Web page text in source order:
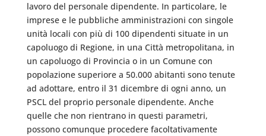
lavoro del personale dipendente. In particolare, le
imprese e le pubbliche amministrazioni con singole
unità locali con più di 100 dipendenti situate in un
capoluogo di Regione, in una Città metropolitana, in
un capoluogo di Provincia o in un Comune con
popolazione superiore a 50.000 abitanti sono tenute
ad adottare, entro il 31 dicembre di ogni anno, un
PSCL del proprio personale dipendente. Anche
quelle che non rientrano in questi parametri,
possono comunque procedere facoltativamente